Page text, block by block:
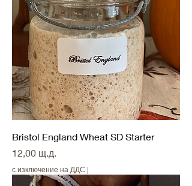
Bristol England Wheat SD Starter
Цена
12,00 щ.д.
с изключение на ДДС |